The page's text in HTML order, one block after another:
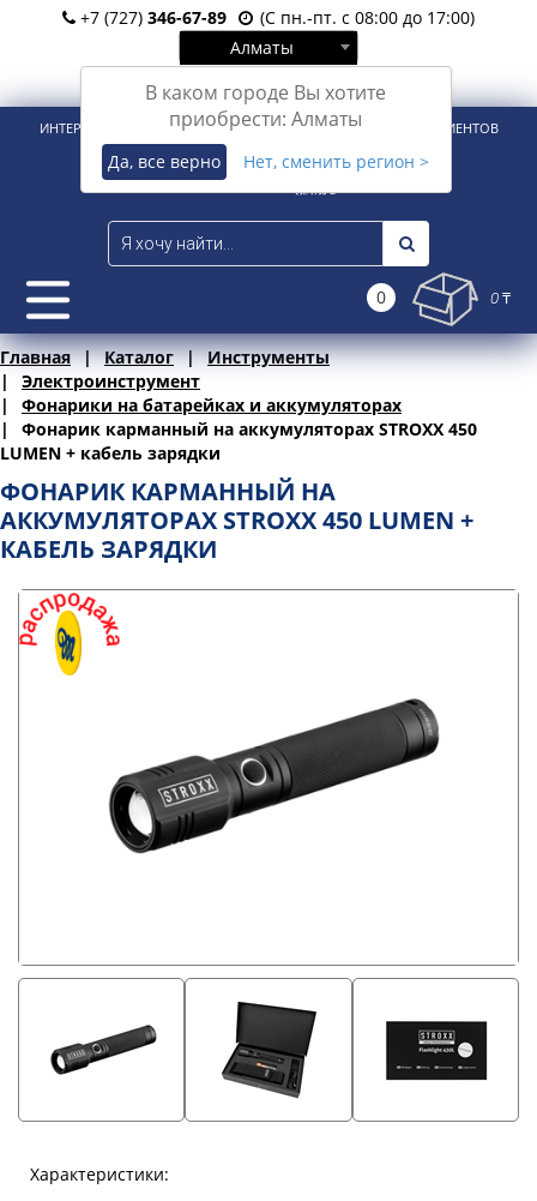
+7 (727) 346-67-89
(С пн.-пт. с 08:00 до 17:00)
Алматы
В каком городе Вы хотите
приобрести: Алматы
Да, все верно Нет, сменить регион >
Вход Регистрация
ИНТЕРНЕТ-МАГАЗИН ДЛЯ РОЗНИЧНЫХ И КОРПОРАТИВНЫХ КЛИЕНТОВ
0 0 ₸
Главная Каталог
Инструменты
Электроинструмент
Фонарики на батарейках и аккумуляторах
Фонарик карманный на аккумуляторах STROXX 450
LUMEN + кабель зарядки
ФОНАРИК КАРМАННЫЙ НА
АККУМУЛЯТОРАХ STROXX 450 LUMEN +
КАБЕЛЬ ЗАРЯДКИ
Характеристики: